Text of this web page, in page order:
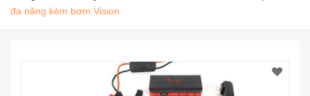
đa năng kèm bơm Vision